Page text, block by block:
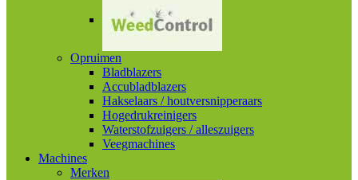
Opruimen
Bladblazers
Accubladblazers
Hakselaars / houtversnipperaars
Hogedrukreinigers
Waterstofzuigers / alleszuigers
Veegmachines
Machines
Merken